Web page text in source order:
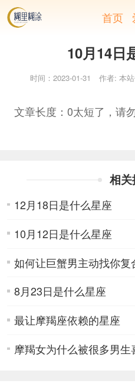
首页
10月14日
时间：2023-01-31 作者: 本
文章长度：0太短了，请
相
12月18日是什么星座
10月12日是什么星座
如何让巨蟹男主动找你复
8月23日是什么星座
最让摩羯座依赖的星座
摩羯女为什么被很多男生